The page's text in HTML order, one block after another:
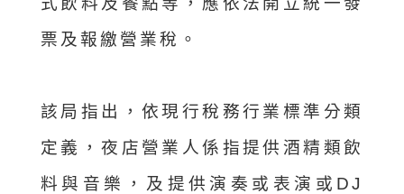
票及報繳營業稅。
該局指出，依現行稅務行業標準分類
定義，夜店營業人係指提供酒精類飲
料與音樂，及提供演奏或表演或DJ